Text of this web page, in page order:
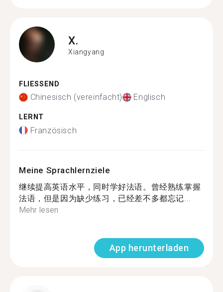
X.
Xiangyang
FLIESSEND
Chinesisch (vereinfacht) Englisch
LERNT
Französisch
Meine Sprachlernziele
继续提高英语水平，同时学好法语。曾经熟练掌握
法语，但是因为缺少练习，已经差不多都忘记...
Mehr lesen
App herunterladen